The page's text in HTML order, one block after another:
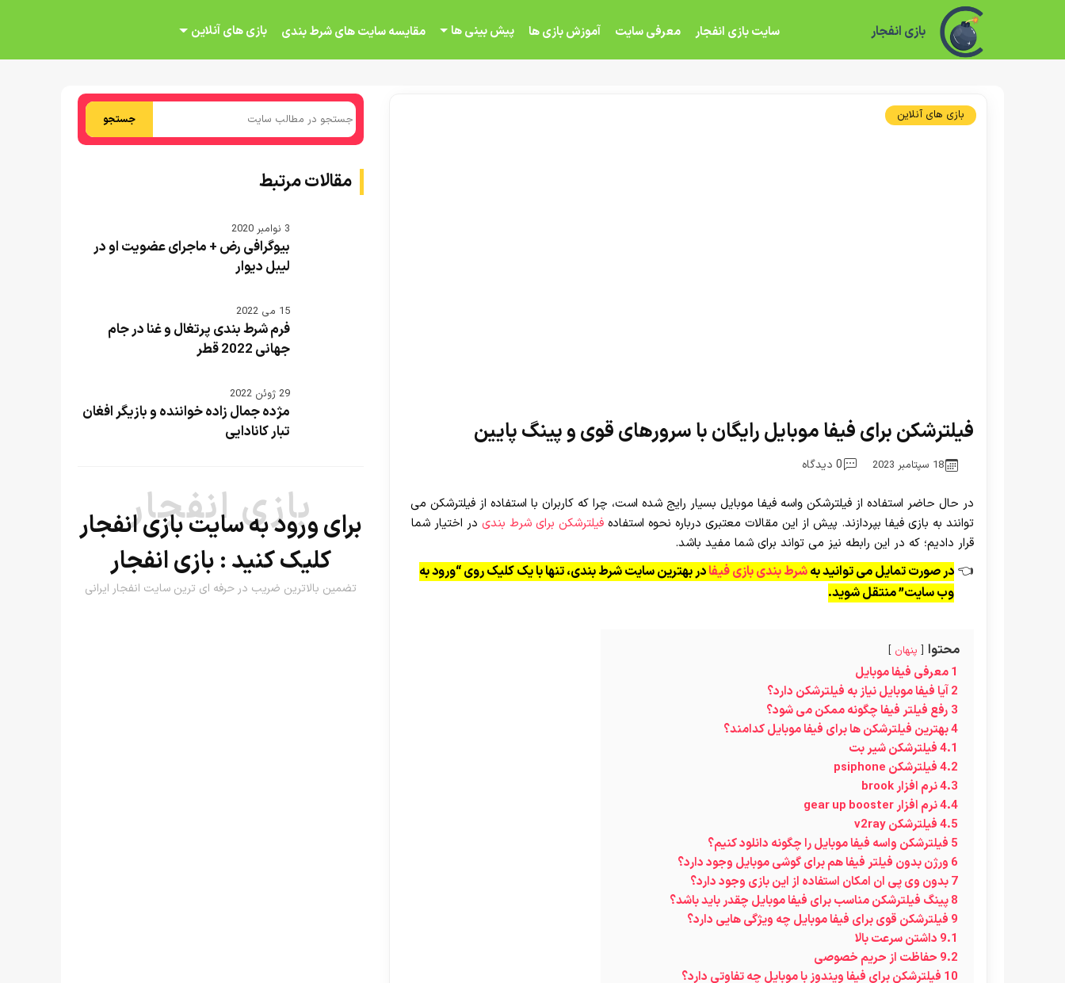
بازی انفجار سایت بازی انفجار معرفی سایت آموزش بازی ها پیش بینی ها مقایسه سایت های شرط بندی بازی های آنلاین
بازی های آنلاین
فیلترشکن برای فیفا موبایل رایگان با سرورهای قوی و پینگ پایین
18 سپتامبر 2023 0 دیدگاه
در حال حاضر استفاده از فیلترشکن واسه فیفا موبایل بسیار رایج شده است، چرا که کاربران با استفاده از فیلترشکن می
توانند به بازی فیفا بپردازند. پیش از این مقالات معتبری درباره نحوه استفادهفیلترشکن برای شرط بندی در اختیار شما
قرار دادیم؛ که در این رابطه نیز می تواند برای شما مفید باشد.
در صورت تمایل می توانید بهشرط بندی بازی فیفادر بهترین سایت شرط بندی، تنها با یک کلیک روی “ورود به
وب سایت” منتقل شوید.
محتوا پنهان
1معرفی فیفا موبایل
2آیا فیفا موبایل نیاز به فیلترشکن دارد؟
3 رفع فیلتر فیفا چگونه ممکن می شود؟
4بهترین فیلترشکن ها برای فیفا موبایل کدامند؟
4.1فیلترشکن شیر بت
4.2فیلترشکن psiphone
4.3نرم افزار brook
4.4نرم افزار gear up booster
4.5فیلترشکن v2ray
5 فیلترشکن واسه فیفا موبایل را چگونه دانلود کنیم؟
6 ورژن بدون فیلتر فیفا هم برای گوشی موبایل وجود دارد؟
7بدون وی پی ان امکان استفاده از این بازی وجود دارد؟
8پینگ فیلترشکن مناسب برای فیفا موبایل چقدر باید باشد؟
9 فیلترشکن قوی برای فیفا موبایل چه ویژگی هایی دارد؟
9.1 داشتن سرعت بالا
9.2 حفاظت از حریم خصوصی
10 فیلترشکن برای فیفا ویندوز با موبایل چه تفاوتی دارد؟
جستجو
مقالات مرتبط
3 نوامبر 2020
بیوگرافی رض + ماجرای عضویت او در
لیبل دیوار
15 می 2022
فرم شرط بندی پرتغال و غنا در جام
جهانی 2022 قطر
29 ژوئن 2022
مژده جمال زاده خواننده و بازیگر افغان
تبار کانادایی
بازی انفجار
برای ورود به سایت بازی انفجار
کلیک کنید : بازی انفجار
تضمین بالاترین ضریب در حرفه ای ترین سایت انفجار ایرانی